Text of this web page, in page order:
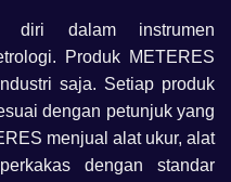
diri dalam instrumen
Produk METERES
saja. Setiap produk
dengan petunjuk yang
menjual alat ukur, alat
dengan standar